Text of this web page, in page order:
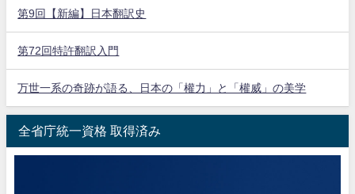
第9回【新編】日本翻訳史
第72回特許翻訳入門
万世一系の奇跡が語る、日本の「權力」と「權威」の美学
全省庁統一資格 取得済み